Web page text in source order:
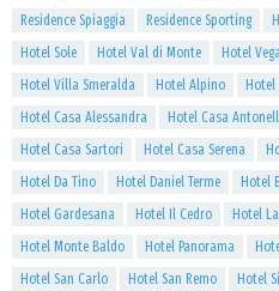
Residence Spiaggia
Residence Sporting
Hotel Sole
Hotel Val di Monte Hotel
Hotel Villa Smeralda
Hotel Alpino Hotel
Hotel Casa Alessandra
Hotel Casa
Hotel Casa Sartori
Hotel Casa Serena
Hotel Da Tino
Hotel Daniel Terme Hotel
Hotel Gardesana
Hotel Il Cedro Hotel
Hotel Monte Baldo
Hotel Panorama
Hotel San Carlo
Hotel San Remo Hotel